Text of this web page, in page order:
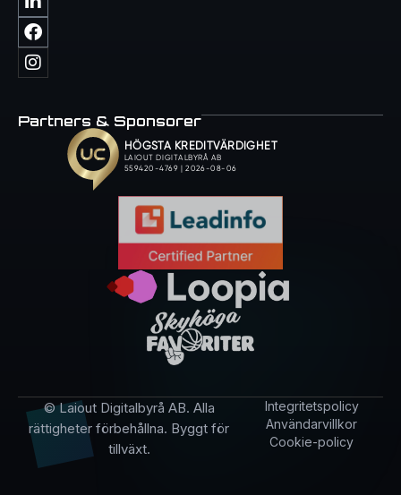
Partners & Sponsorer
© Laiout Digitalbyrå AB. Alla
rättigheter förbehållna. Byggt för
tillväxt.
Integritetspolicy
Användarvillkor
Cookie-policy